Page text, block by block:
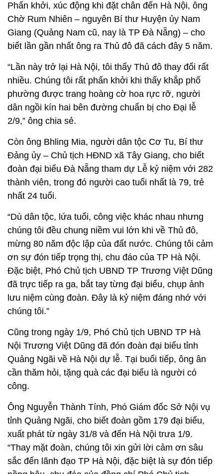
Phấn khởi, xúc động khi đặt chân đến Hà Nội, ông
Chờ Rum Nhiên – nguyên Bí thư Huyện ủy Nam
Giang (Quảng Nam cũ, nay là TP Đà Nẵng) – cho
biết lần gần nhất ông ra Thủ đô đã cách đây 5 năm.
“Lần này trở lại Hà Nội, tôi thấy Thủ đô thay đổi rất
nhiều. Chúng tôi rất phấn khởi khi thấy khắp phố
phường được trang hoàng cờ hoa rực rỡ, người
dân ngồi kín hai bên đường chuẩn bị cho Đại lễ
2/9,” ông chia sẻ.
Còn ông Bhling Mia, người dân tộc Cơ Tu, Bí thư
Đảng ủy – Chủ tịch HĐND xã Tây Giang, cho biết
đoàn đại biểu Đà Nẵng tham dự Lễ kỷ niệm với 282
thành viên, trong đó người cao tuổi nhất là 79, trẻ
nhất 24 tuổi.
“Dù dân tộc, lứa tuổi, công việc khác nhau nhưng
chúng tôi đều chung niềm vui lớn khi về Thủ đô,
mừng 80 năm độc lập của đất nước. Chúng tôi cảm
ơn sự đón tiếp trọng thị, chu đáo của TP Hà Nội.
Đặc biệt, Phó Chủ tịch UBND TP Trương Việt Dũng
đã trực tiếp ra ga, bắt tay từng đại biểu, chụp ảnh
lưu niệm cùng đoàn. Đây là kỷ niệm đáng nhớ với
chúng tôi.”
Cũng trong ngày 1/9, Phó Chủ tịch UBND TP Hà
Nội Trương Việt Dũng đã đón đoàn đại biểu tỉnh
Quảng Ngãi về Hà Nội dự lễ. Tại buổi tiếp, ông ân
cần thăm hỏi, tặng quà các đại biểu là người có
công.
Ông Nguyễn Thành Tính, Phó Giám đốc Sở Nội vụ
tỉnh Quảng Ngãi, cho biết đoàn gồm 179 đại biểu,
xuất phát từ ngày 31/8 và đến Hà Nội trưa 1/9.
“Thay mặt đoàn, chúng tôi xin gửi lời cảm ơn sâu
sắc đến lãnh đạo TP Hà Nội, đặc biệt là sự đón tiếp